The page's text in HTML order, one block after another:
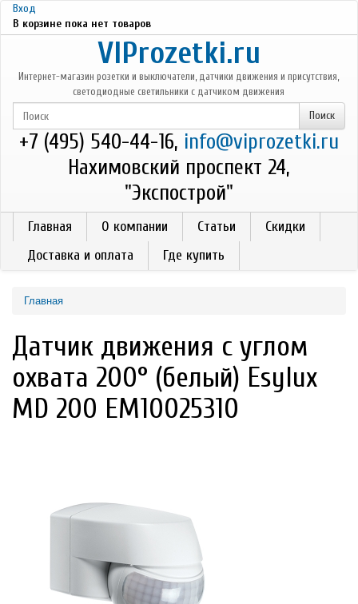
Перейти к основному содержанию
Вход
В корзине пока нет товаров
VIProzetki.ru
Интернет-магазин розетки и выключатели, датчики движения и присутствия,
светодиодные светильники с датчиком движения
+7 (495) 540-44-16, info@viprozetki.ru
Нахимовский проспект 24,
"Экспострой"
Главная О компании Статьи
Скидки
Доставка и оплата
Где купить
Главная
Датчик движения с углом
охвата 200° (белый) Esylux
MD 200 EM10025310